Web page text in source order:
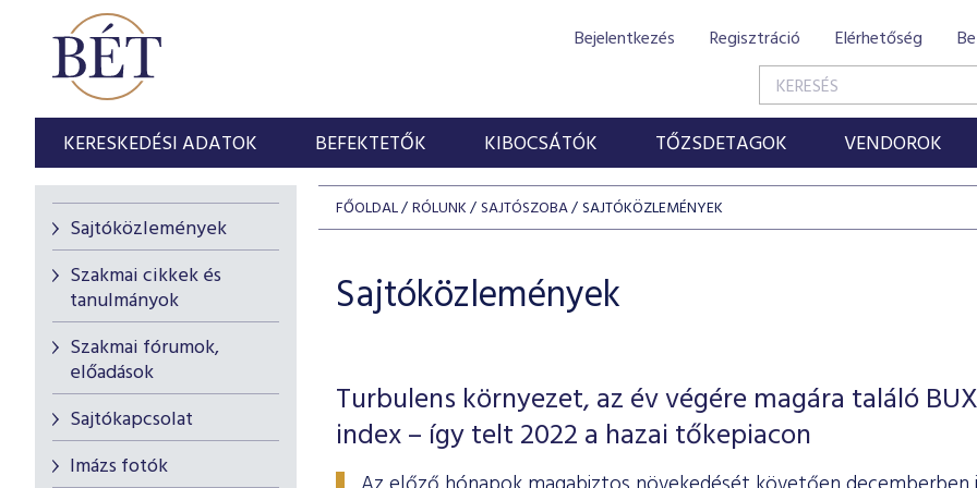
Bejelentkezés Regisztráció Elérhetőség
KERESKEDÉSI ADATOK BEFEKTETŐK KIBOCSÁTÓK TŐZSDETAGOK VENDOROK
Sajtóközlemények
Szakmai cikkek és
tanulmányok
Szakmai fórumok,
előadások
Sajtókapcsolat
Imázs fotók
FŐOLDAL RÓLUNK SAJTÓSZOBA SAJTÓKÖZLEMÉNYEK
Sajtóközlemények
Turbulens környezet, az év végére magára találó BUX
index – így telt 2022 a hazai tőkepiacon